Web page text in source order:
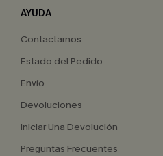
AYUDA
Contactarnos
Estado del Pedido
Envío
Devoluciones
Iniciar Una Devolución
Preguntas Frecuentes